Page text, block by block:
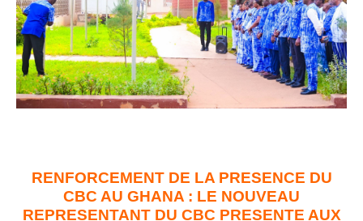
RENFORCEMENT DE LA PRESENCE DU
CBC AU GHANA : LE NOUVEAU
REPRESENTANT DU CBC PRESENTE AUX